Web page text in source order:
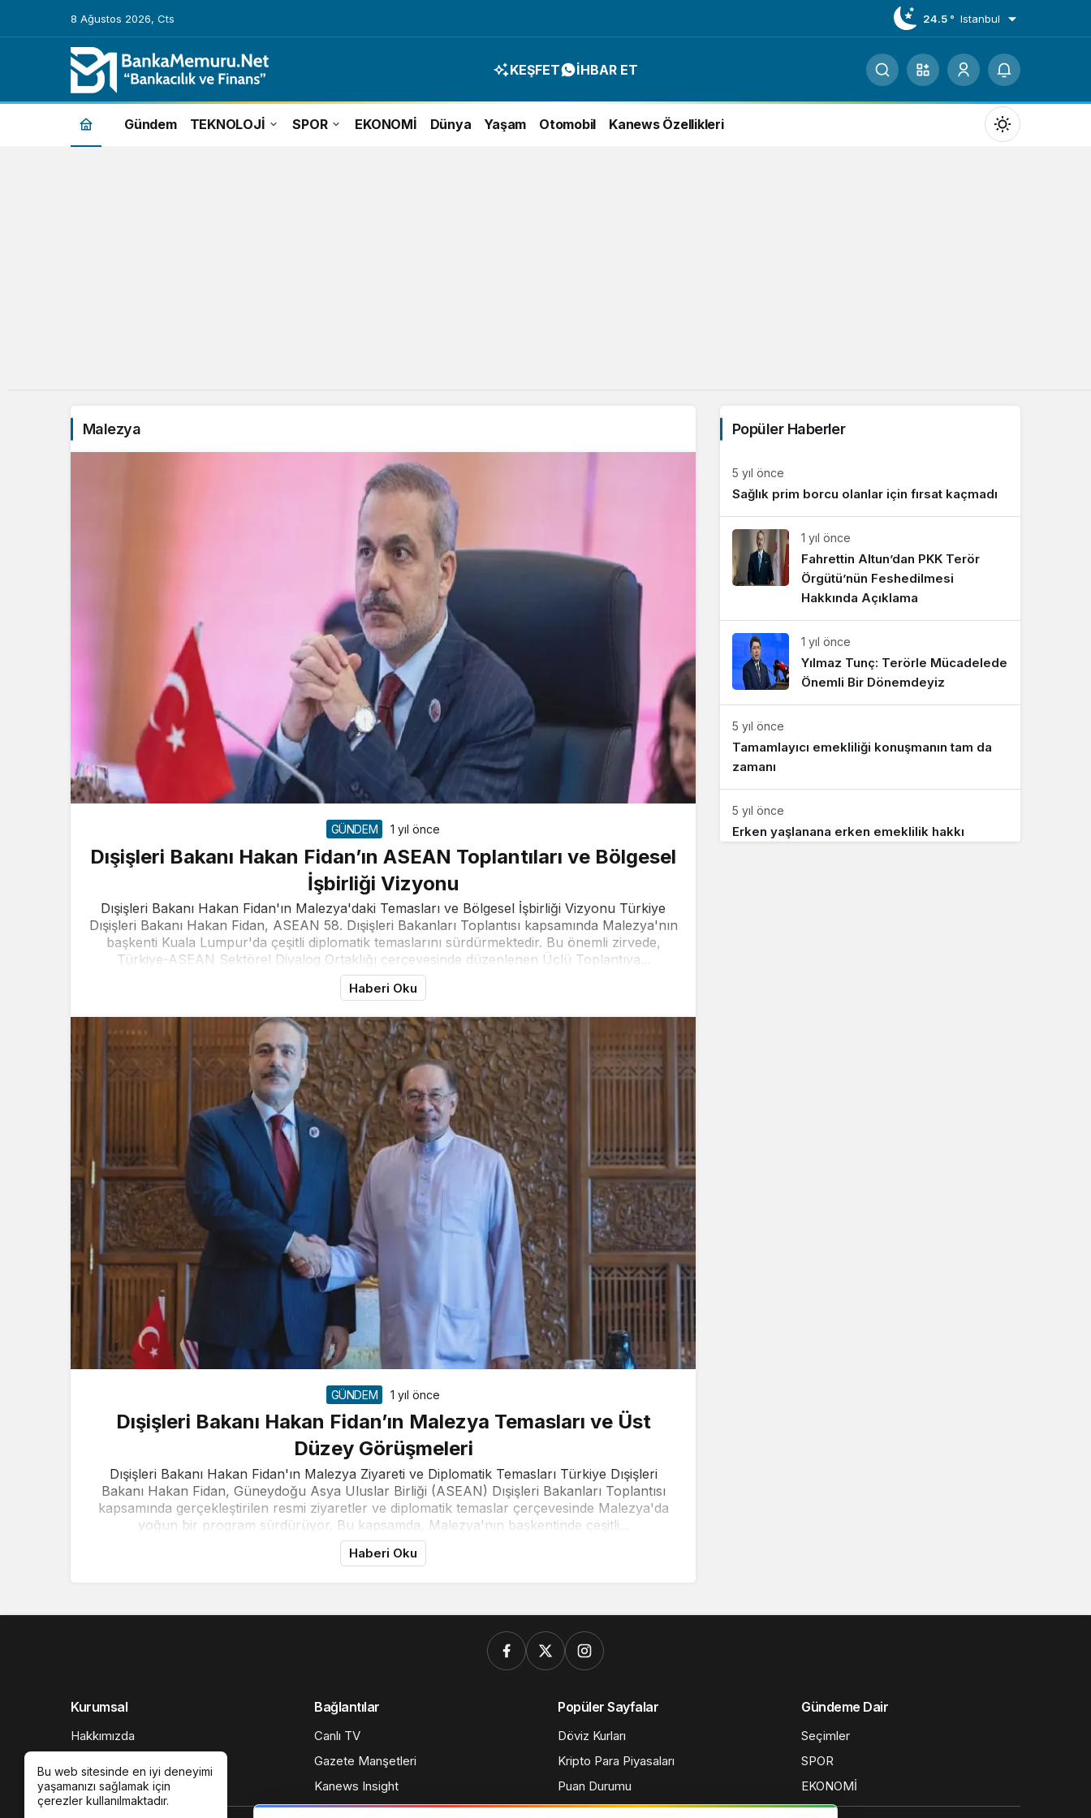
8 Ağustos 2026, Cts 24.5 ° Istanbul
Malezya
Haberleri
KEŞFET İHBAR ET
Gündem TEKNOLOJİ SPOR EKONOMİ Dünya Yaşam Otomobil Kanews Özellikleri
Mod
değiştir
Malezya
GÜNDEM 1 yıl önce
Dışişleri Bakanı Hakan Fidan’ın ASEAN Toplantıları ve Bölgesel
İşbirliği Vizyonu
Dışişleri Bakanı Hakan Fidan'ın Malezya'daki Temasları ve Bölgesel İşbirliği Vizyonu Türkiye
Dışişleri Bakanı Hakan Fidan, ASEAN 58. Dışişleri Bakanları Toplantısı kapsamında Malezya'nın
başkenti Kuala Lumpur'da çeşitli diplomatik temaslarını sürdürmektedir. Bu önemli zirvede,
Türkiye-ASEAN Sektörel Diyalog Ortaklığı çerçevesinde düzenlenen Üçlü Toplantıya...
Haberi Oku
GÜNDEM 1 yıl önce
Dışişleri Bakanı Hakan Fidan’ın Malezya Temasları ve Üst
Düzey Görüşmeleri
Dışişleri Bakanı Hakan Fidan'ın Malezya Ziyareti ve Diplomatik Temasları Türkiye Dışişleri
Bakanı Hakan Fidan, Güneydoğu Asya Uluslar Birliği (ASEAN) Dışişleri Bakanları Toplantısı
kapsamında gerçekleştirilen resmi ziyaretler ve diplomatik temaslar çerçevesinde Malezya'da
yoğun bir program sürdürüyor. Bu kapsamda, Malezya'nın başkentinde çeşitli...
Haberi Oku
Popüler Haberler
5 yıl önce
Sağlık prim borcu olanlar için fırsat kaçmadı
1 yıl önce
Fahrettin Altun’dan PKK Terör
Örgütü’nün Feshedilmesi
Hakkında Açıklama
1 yıl önce
Yılmaz Tunç: Terörle Mücadelede
Önemli Bir Dönemdeyiz
5 yıl önce
Tamamlayıcı emekliliği konuşmanın tam da
zamanı
5 yıl önce
Erken yaşlanana erken emeklilik hakkı
Bu web sitesinde en iyi deneyimi
yaşamanızı sağlamak için
çerezler kullanılmaktadır.
Kurumsal
Hakkımızda
Gizlilik politikası
Bağlantılar
Canlı TV
Gazete Manşetleri
Kanews Insight
Popüler Sayfalar
Döviz Kurları
Kripto Para Piyasaları
Puan Durumu
Gündeme Dair
Seçimler
SPOR
EKONOMİ